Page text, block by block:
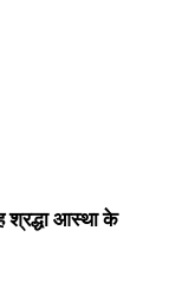
श्रद्धा आस्था के